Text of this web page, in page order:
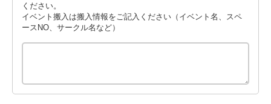
ください。
イベント搬入は搬入情報をご記入ください（イベント名、スペ
ースNO、サークル名など）